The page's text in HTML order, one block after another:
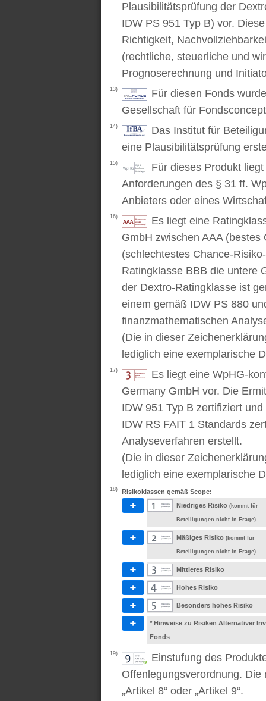
Plausibilitätsprüfung der
IDW PS 951 Typ B) vor.
Richtigkeit,
(rechtliche, steuerliche und
Prognoserechnung und
13)
Für diesen Fonds
Gesellschaft für
14)
Das Institut für
eine Plausibilitätsprüfung
15)
Für dieses Produkt
Anforderungen des § 31 ff.
Anbieters oder eines
16)
Es liegt eine
GmbH zwischen AAA
(schlechtestes Chance-
Ratingklasse BBB die untere
der Dextro-Ratingklasse ist
einem gemäß IDW PS 880
finanzmathematischen
(Die in dieser
lediglich eine exemplarische
17)
Es liegt eine WpHG-
Germany GmbH vor. Die
IDW 951 Typ B zertifiziert
IDW RS FAIT 1 Standards
Analyseverfahren erstellt.
(Die in dieser
lediglich eine exemplarische
18)
Risikoklassen gemäß Scope:
Niedriges Risiko (kommt für
Beteiligungen nicht in Frage)
Mäßiges Risiko (kommt für
Beteiligungen nicht in Frage)
Mittleres Risiko
Hohes Risiko
Besonders hohes Risiko
* Hinweise zu Risiken Alternativer
Fonds
19)
Einstufung des
Offenlegungsverordnung. Die
„Artikel 8“ oder „Artikel 9“.